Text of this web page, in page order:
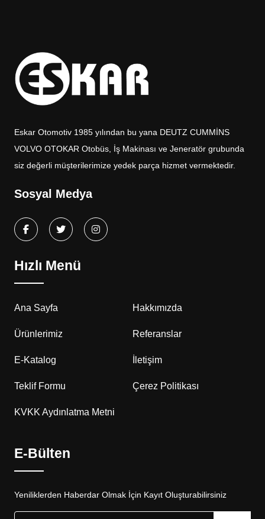
Eskar Otomotiv 1985 yılından bu yana DEUTZ CUMMİNS
VOLVO OTOKAR Otobüs, İş Makinası ve Jeneratör grubunda
siz değerli müşterilerimize yedek parça hizmet vermektedir.
Sosyal Medya
Hızlı Menü
Ana Sayfa Hakkımızda
Ürünlerimiz Referanslar
E-Katalog İletişim
Teklif Formu Çerez Politikası
KVKK Aydınlatma Metni
E-Bülten
Yeniliklerden Haberdar Olmak İçin Kayıt Oluşturabilirsiniz